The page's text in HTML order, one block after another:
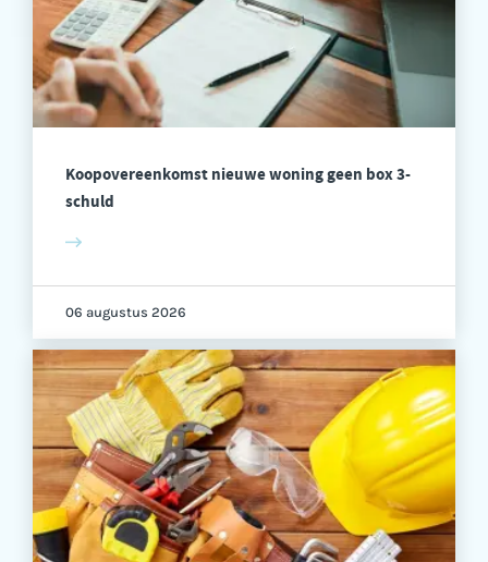
Koopovereenkomst nieuwe woning geen box 3-
schuld
06 augustus 2026